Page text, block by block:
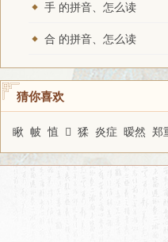
手 的拼音、怎么读
合 的拼音、怎么读
猜你喜欢
瞅 帔 㥀 𦎫 猱 炎症 暧然 郑